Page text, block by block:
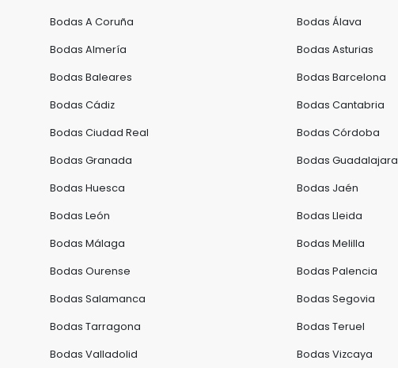
Bodas A Coruña Bodas Álava
Bodas Almería Bodas Asturias
Bodas Baleares Bodas Barcelona
Bodas Cádiz Bodas Cantabria
Bodas Ciudad Real Bodas Córdoba
Bodas Granada Bodas Guadalajara
Bodas Huesca Bodas Jaén
Bodas León Bodas Lleida
Bodas Málaga Bodas Melilla
Bodas Ourense Bodas Palencia
Bodas Salamanca Bodas Segovia
Bodas Tarragona Bodas Teruel
Bodas Valladolid Bodas Vizcaya